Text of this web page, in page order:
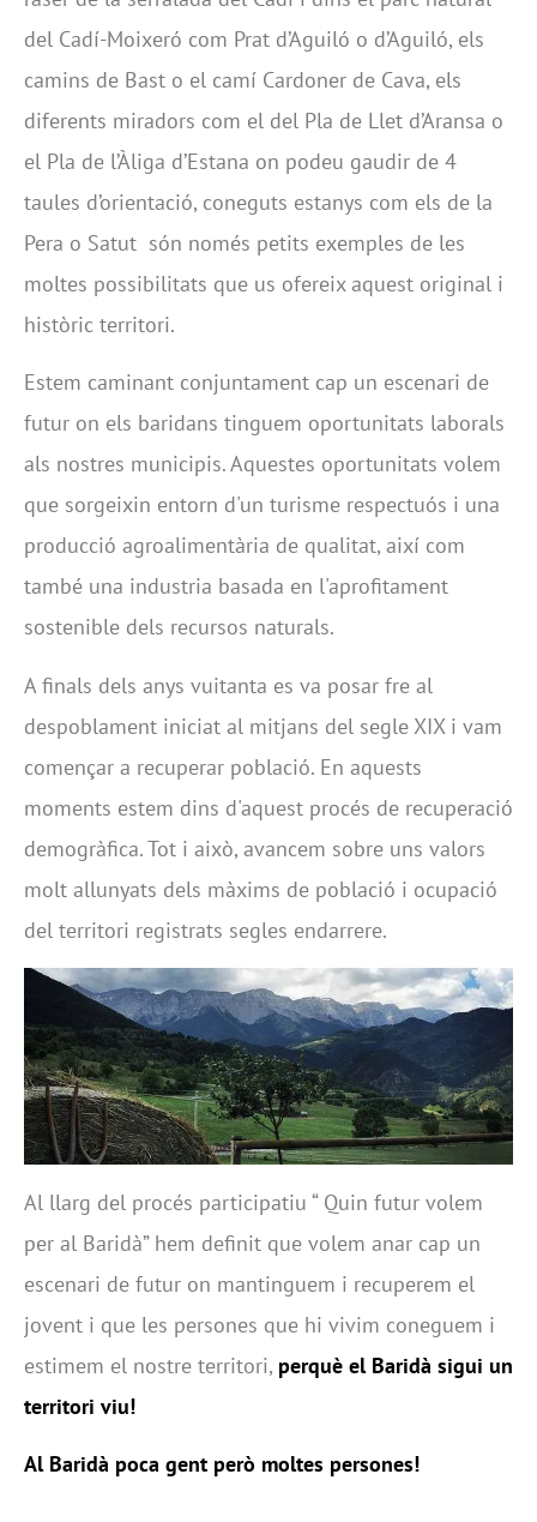
del Cadí-Moixeró com Prat d’Aguiló o d’Aguiló, els
camins de Bast o el camí Cardoner de Cava, els
diferents miradors com el del Pla de Llet d’Aransa o
el Pla de l’Àliga d’Estana on podeu gaudir de 4
taules d’orientació, coneguts estanys com els de la
Pera o Satut són només petits exemples de les
moltes possibilitats que us ofereix aquest original i
històric territori.
Estem caminant conjuntament cap un escenari de
futur on els baridans tinguem oportunitats laborals
als nostres municipis. Aquestes oportunitats volem
que sorgeixin entorn d'un turisme respectuós i una
producció agroalimentària de qualitat, així com
també una industria basada en l'aprofitament
sostenible dels recursos naturals.
A finals dels anys vuitanta es va posar fre al
despoblament iniciat al mitjans del segle XIX i vam
començar a recuperar població. En aquests
moments estem dins d'aquest procés de recuperació
demogràfica. Tot i això, avancem sobre uns valors
molt allunyats dels màxims de població i ocupació
del territori registrats segles endarrere.
Al llarg del procés participatiu “ Quin futur volem
per al Baridà” hem definit que volem anar cap un
escenari de futur on mantinguem i recuperem el
jovent i que les persones que hi vivim coneguem i
estimem el nostre territori, perquè el Baridà sigui un
territori viu!
Al Baridà poca gent però moltes persones!